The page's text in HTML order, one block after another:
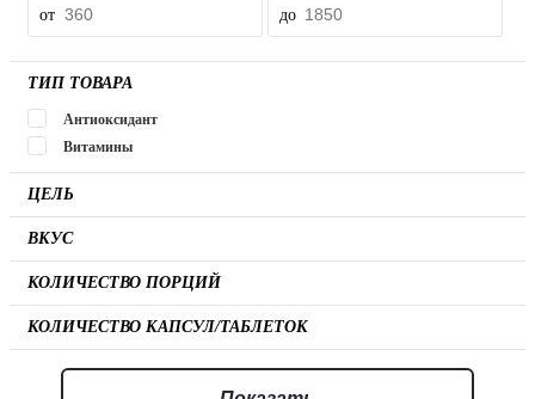
от до
ТИП ТОВАРА
Антиоксидант
Витамины
ЦЕЛЬ
ВКУС
КОЛИЧЕСТВО ПОРЦИЙ
КОЛИЧЕСТВО КАПСУЛ/ТАБЛЕТОК